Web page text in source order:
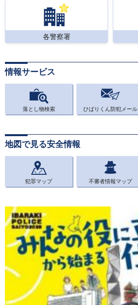
各警察署
情報サービス
落とし物検索 ひばりくん防犯メール
地図で見る安全情報
犯罪マップ 不審者情報マップ